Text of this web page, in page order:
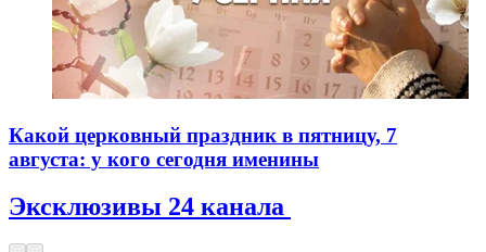
Какой церковный праздник в пятницу, 7
августа: у кого сегодня именины
Эксклюзивы 24 канала